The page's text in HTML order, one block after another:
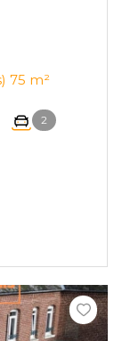
Maison 3 pièce(s) 2 chambre(s) 75 m²
2